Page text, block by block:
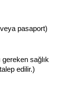
pasaport)
gereken sağlık
edilir.)